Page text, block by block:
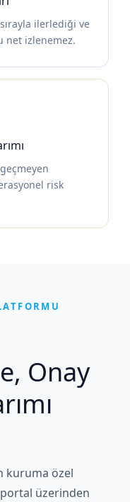
ilerlediği ve
net izlenemez.
risk
Onay
kuruma özel
üzerinden